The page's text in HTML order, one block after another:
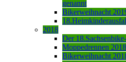
genannt
Bikerweihnacht
2018
Der
Moppedrennen 2018
Bikerweihnacht